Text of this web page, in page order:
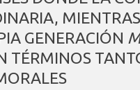
GENERACIÓN
TÉRMINOS